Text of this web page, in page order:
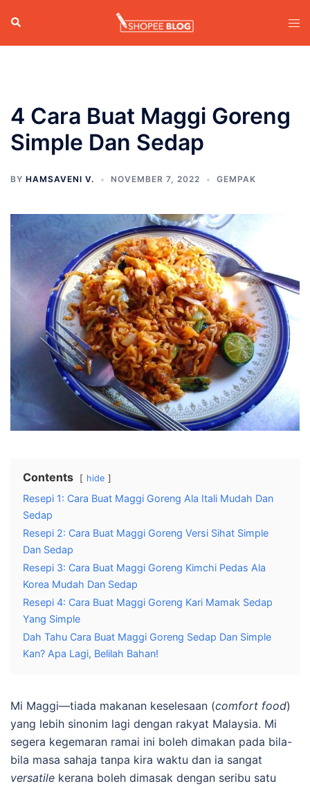
content
Search
4 Cara Buat Maggi Goreng
Simple Dan Sedap
BY HAMSAVENI V. NOVEMBER 7, 2022 GEMPAK
Contents hide
Resepi 1: Cara Buat Maggi Goreng Ala Itali Mudah Dan
Sedap
Resepi 2: Cara Buat Maggi Goreng Versi Sihat Simple
Dan Sedap
Resepi 3: Cara Buat Maggi Goreng Kimchi Pedas Ala
Korea Mudah Dan Sedap
Resepi 4: Cara Buat Maggi Goreng Kari Mamak Sedap
Yang Simple
Dah Tahu Cara Buat Maggi Goreng Sedap Dan Simple
Kan? Apa Lagi, Belilah Bahan!
Mi Maggi—tiada makanan keselesaan (comfort food)
yang lebih sinonim lagi dengan rakyat Malaysia. Mi
segera kegemaran ramai ini boleh dimakan pada bila-
bila masa sahaja tanpa kira waktu dan ia sangat
versatile kerana boleh dimasak dengan seribu satu